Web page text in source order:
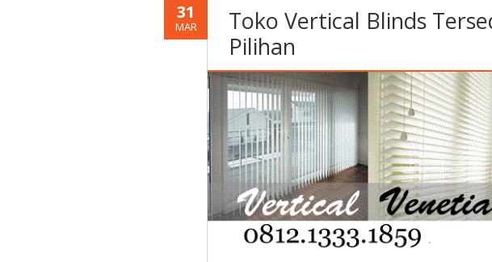
31
MAR
Toko Vertical Blinds
Pilihan